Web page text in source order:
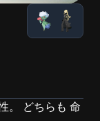
。 どちらも 命